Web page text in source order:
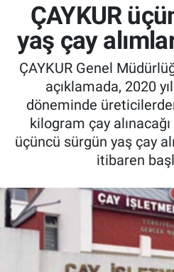
ÇAYKUR
yaş çay
ÇAYKUR Genel
açıklamada, 2020
döneminde
kilogram çay
üçüncü sürgün yaş çay
itibaren
Tarımsal Destekler
Tarım Bakanlığı
TZOB
Tarım Kredi
Pankobirlik
Et fiyatları
Tarım Bilgisi
Yetiştirici Soruyor
Tüm Manşetler
Son Dakika Haberleri
Haber Arşivi